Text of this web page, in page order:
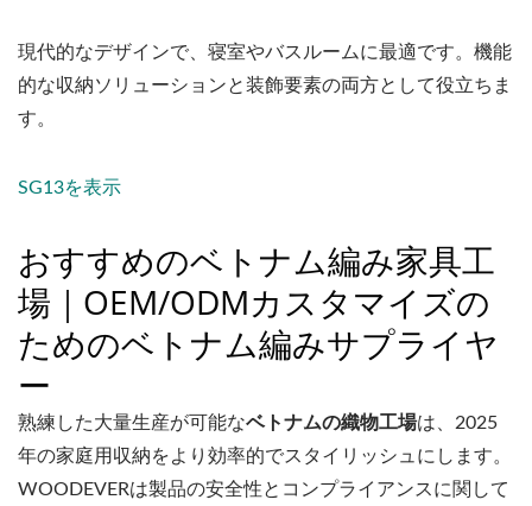
現代的なデザインで、寝室やバスルームに最適です。機能
的な収納ソリューションと装飾要素の両方として役立ちま
す。
SG13を表示
おすすめのベトナム編み家具工
場｜OEM/ODMカスタマイズの
ためのベトナム編みサプライヤ
ー
熟練した大量生産が可能なベトナムの織物工場は、2025
年の家庭用収納をより効率的でスタイリッシュにします。
WOODEVERは製品の安全性とコンプライアンスに関して